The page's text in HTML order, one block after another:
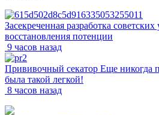
Засекреченная разработка
восстановления потенции
9 часов назад
Прививочный секатор Еще никогда
была такой легкой!
8 часов назад